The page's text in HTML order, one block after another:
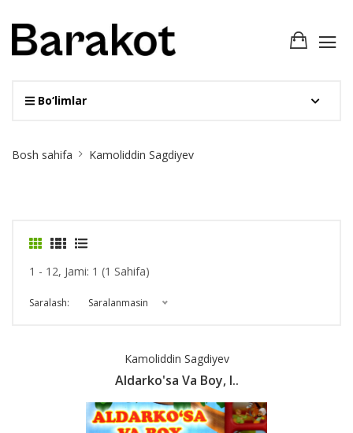
Bo‘limlar
Breadcrumb
Bosh sahifa Kamoliddin Sagdiyev
1 - 12, Jami: 1 (1 Sahifa)
Saralash: Saralanmasin
Kamoliddin Sagdiyev
Aldarko'sa Va Boy, I..